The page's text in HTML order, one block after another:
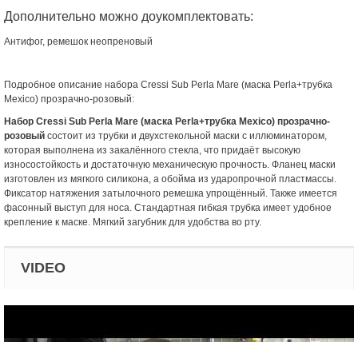
Дополнительно можно доукомплектовать:
Антифог, ремешок неопреновый
Подробное описание набора Cressi Sub Perla Mare (маска Perla+трубка
Mexico) прозрачно-розовый:
Набор Cressi Sub Perla Mare (маска Perla+трубка Mexico) прозрачно-
розовый состоит из трубки и двухстекольной маски с иллюминатором,
которая выполнена из закалённого стекла, что придаёт высокую
износостойкость и достаточную механическую прочность. Фланец маски
изготовлен из мягкого силикона, а обойма из ударопрочной пластмассы.
Фиксатор натяжения затылочного ремешка упрощённый. Также имеется
фасонный выступ для носа. Стандартная гибкая трубка имеет удобное
крепление к маске. Мягкий загубник для удобства во рту.
VIDEO